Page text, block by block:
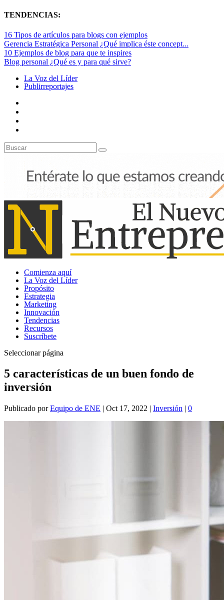
TENDENCIAS:
16 Tipos de artículos para blogs con ejemplos
Gerencia Estratégica Personal ¿Qué implica éste concept...
10 Ejemplos de blog para que te inspires
Blog personal ¿Qué es y para qué sirve?
La Voz del Líder
Publirreportajes
Comienza aquí
La Voz del Líder
Propósito
Estrategia
Marketing
Innovación
Tendencias
Recursos
Suscríbete
Seleccionar página
5 características de un buen fondo de
inversión
Publicado porEquipo de ENE | Oct 17, 2022 | Inversión | 0